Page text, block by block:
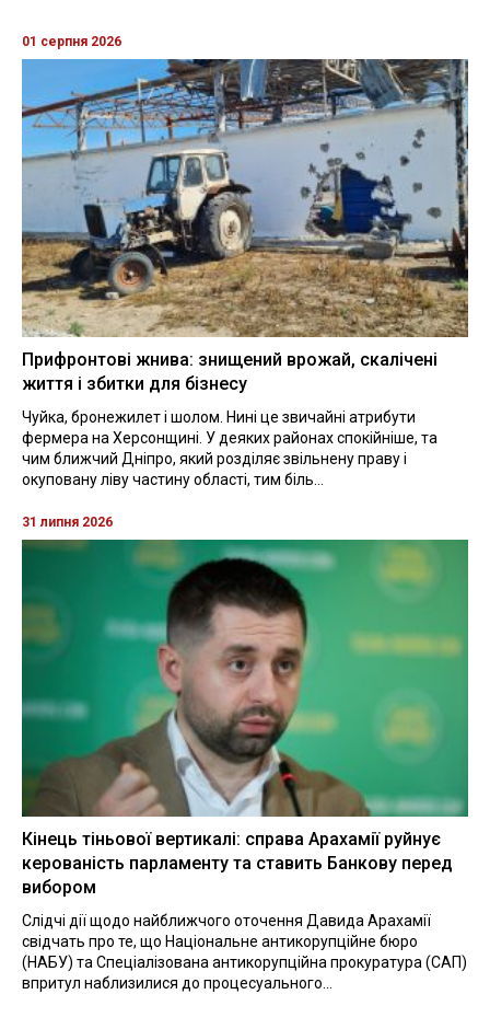
01 серпня 2026
Прифронтові жнива: знищений врожай, скалічені
життя і збитки для бізнесу
Чуйка, бронежилет і шолом. Нині це звичайні атрибути
фермера на Херсонщині. У деяких районах спокійніше, та
чим ближчий Дніпро, який розділяє звільнену праву і
окуповану ліву частину області, тим біль...
31 липня 2026
Кінець тіньової вертикалі: справа Арахамії руйнує
керованість парламенту та ставить Банкову перед
вибором
Слідчі дії щодо найближчого оточення Давида Арахамії
свідчать про те, що Національне антикорупційне бюро
(НАБУ) та Спеціалізована антикорупційна прокуратура (САП)
впритул наблизилися до процесуального...